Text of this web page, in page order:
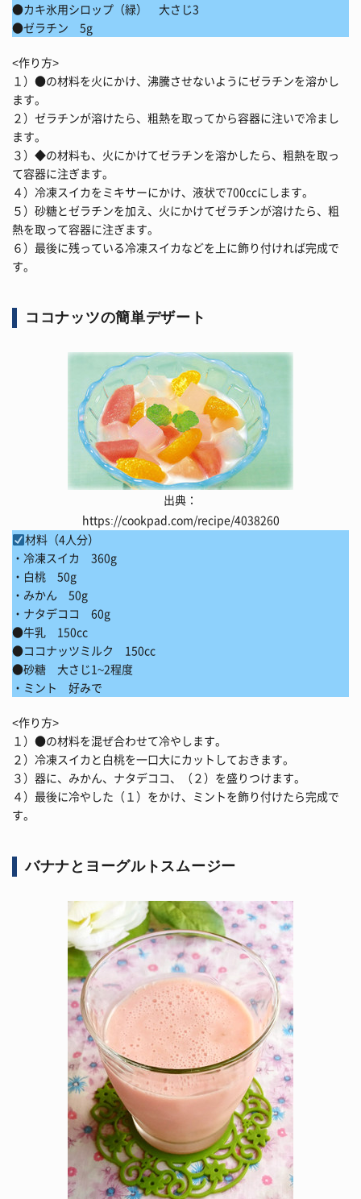
●カキ氷用シロップ（緑） 大さじ3
●ゼラチン 5g
<作り方>
１）●の材料を火にかけ、沸騰させないようにゼラチンを溶かし
ます。
２）ゼラチンが溶けたら、粗熱を取ってから容器に注いで冷まし
ます。
３）◆の材料も、火にかけてゼラチンを溶かしたら、粗熱を取っ
て容器に注ぎます。
４）冷凍スイカをミキサーにかけ、液状で700ccにします。
５）砂糖とゼラチンを加え、火にかけてゼラチンが溶けたら、粗
熱を取って容器に注ぎます。
６）最後に残っている冷凍スイカなどを上に飾り付ければ完成で
す。
ココナッツの簡単デザート
出典：
https://cookpad.com/recipe/4038260
材料（4人分）
・冷凍スイカ 360g
・白桃 50g
・みかん 50g
・ナタデココ 60g
●牛乳 150cc
●ココナッツミルク 150cc
●砂糖 大さじ1~2程度
・ミント 好みで
<作り方>
１）●の材料を混ぜ合わせて冷やします。
２）冷凍スイカと白桃を一口大にカットしておきます。
３）器に、みかん、ナタデココ、（２）を盛りつけます。
４）最後に冷やした（１）をかけ、ミントを飾り付けたら完成で
す。
バナナとヨーグルトスムージー